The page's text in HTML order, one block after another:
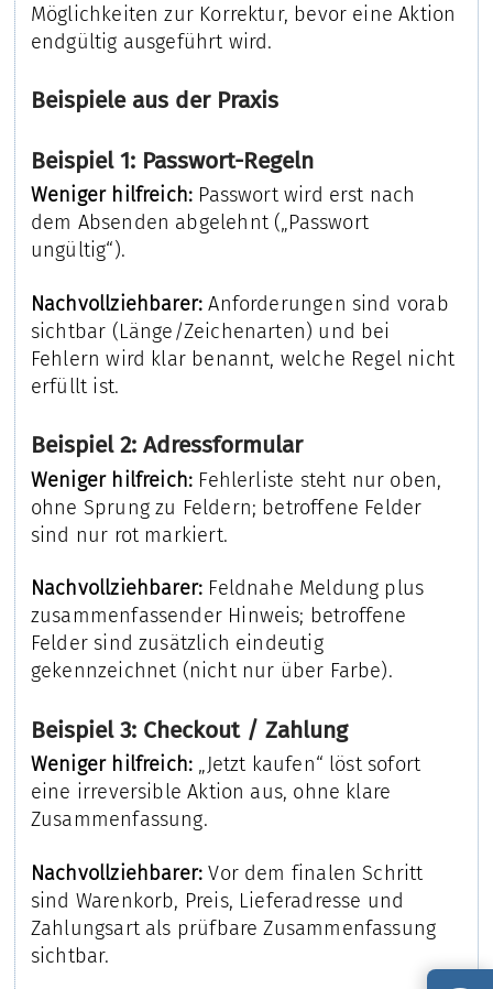
Möglichkeiten zur Korrektur, bevor eine Aktion
endgültig ausgeführt wird.
Beispiele aus der Praxis
Beispiel 1: Passwort-Regeln
Weniger hilfreich: Passwort wird erst nach
dem Absenden abgelehnt („Passwort
ungültig“).
Nachvollziehbarer: Anforderungen sind vorab
sichtbar (Länge/Zeichenarten) und bei
Fehlern wird klar benannt, welche Regel nicht
erfüllt ist.
Beispiel 2: Adressformular
Weniger hilfreich: Fehlerliste steht nur oben,
ohne Sprung zu Feldern; betroffene Felder
sind nur rot markiert.
Nachvollziehbarer: Feldnahe Meldung plus
zusammenfassender Hinweis; betroffene
Felder sind zusätzlich eindeutig
gekennzeichnet (nicht nur über Farbe).
Beispiel 3: Checkout / Zahlung
Weniger hilfreich: „Jetzt kaufen“ löst sofort
eine irreversible Aktion aus, ohne klare
Zusammenfassung.
Nachvollziehbarer: Vor dem finalen Schritt
sind Warenkorb, Preis, Lieferadresse und
Zahlungsart als prüfbare Zusammenfassung
sichtbar.